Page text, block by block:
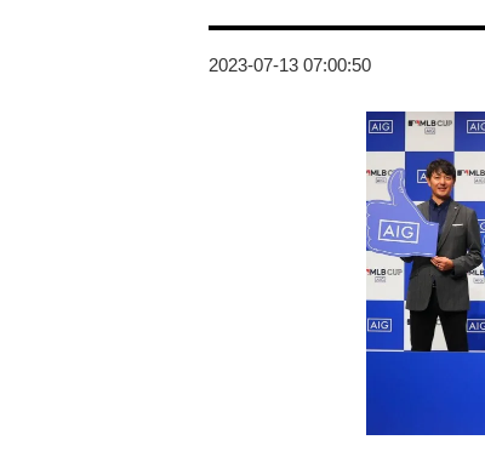
2023-07-13 07:00:50